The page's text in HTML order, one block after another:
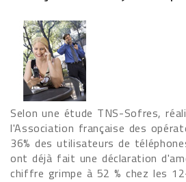
Selon une étude TNS-Sofres,
l'Association française des
36% des utilisateurs de
ont déjà fait une déclaration
chiffre grimpe à 52 % chez les